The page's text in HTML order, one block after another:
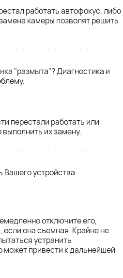
работать автофокус, либо
камеры позволят решить
"размыта"? Диагностика и
перестали работать или
их замену.
устройства.
отключите его,
она съемная. Крайне не
устранить
может привести к дальнейшей